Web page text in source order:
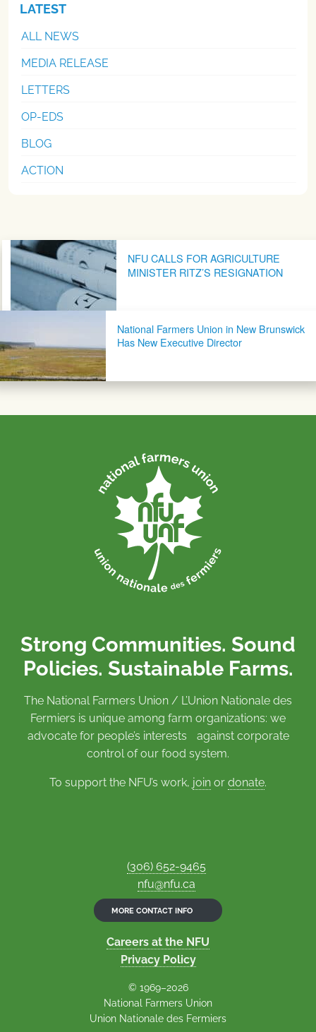
LATEST
ALL NEWS
MEDIA RELEASE
LETTERS
OP-EDS
BLOG
ACTION
Post navigationNFU CALLS FOR AGRICULTURE
MINISTER RITZ’S RESIGNATION
National Farmers Union in New Brunswick
Has New Executive Director
Strong Communities. Sound
Policies. Sustainable Farms.
The National Farmers Union / L’Union Nationale des
Fermiers is unique among farm organizations: we
advocate for people’s interests against corporate
control of our food system.
To support the NFU’s work, join or donate.
(306) 652-9465
nfu@nfu.ca
MORE CONTACT INFO
Careers at the NFU
Privacy Policy
© 1969–2026
National Farmers Union
Union Nationale des Fermiers